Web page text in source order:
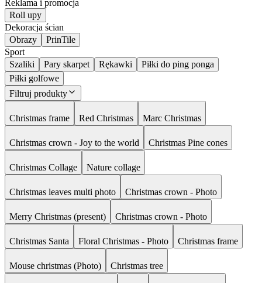
Reklama i promocja
Roll upy
Dekoracja ścian
Obrazy
PrinTile
Sport
Szaliki
Pary skarpet Rękawki
Piłki do ping ponga
Piłki golfowe
Filtruj produkty
Christmas frame Red Christmas Marc Christmas
Christmas crown - Joy to the world Christmas Pine cones
Christmas Collage Nature collage
Christmas leaves multi photo Christmas crown - Photo
Merry Christmas (present) Christmas crown - Photo
Christmas Santa Floral Christmas - Photo Christmas frame
Mouse christmas (Photo) Christmas tree